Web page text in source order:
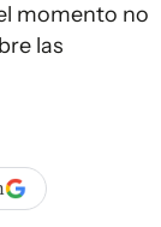
momento no
las